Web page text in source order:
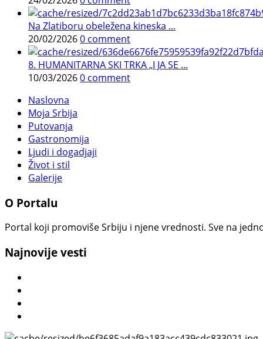
Na Zlatiboru obeležena kineska ...
20/02/20260 comment
8. HUMANITARNA SKI TRKA „I JA SE ...
10/03/20260 comment
Naslovna
Moja Srbija
Putovanja
Gastronomija
Ljudi i dogadjaji
Život i stil
Galerije
O Portalu
Portal koji promoviše Srbiju i njene vrednosti. Sve na
Najnovije vesti